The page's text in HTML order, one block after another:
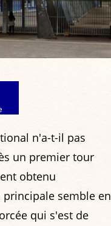
n'a-t-il pas
un premier tour
obtenu
principale semble en
qui s'est de